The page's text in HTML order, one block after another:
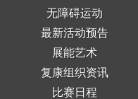
无障碍运动
最新活动预告
展能艺术
复康组织资讯
比赛日程